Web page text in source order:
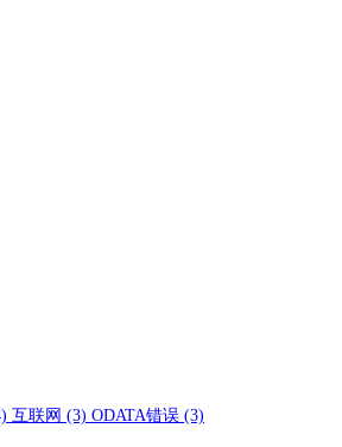
互联网 (3) ODATA错误 (3)